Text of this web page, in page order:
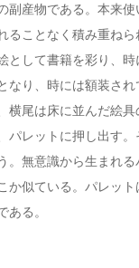
副産物である。本来
ることなく積み重ね
として書籍を彩り、
なり、時には額装され
横尾は床に並んだ絵
パレットに押し出す
。無意識から生まれ
か似ている。パレッ
ある。